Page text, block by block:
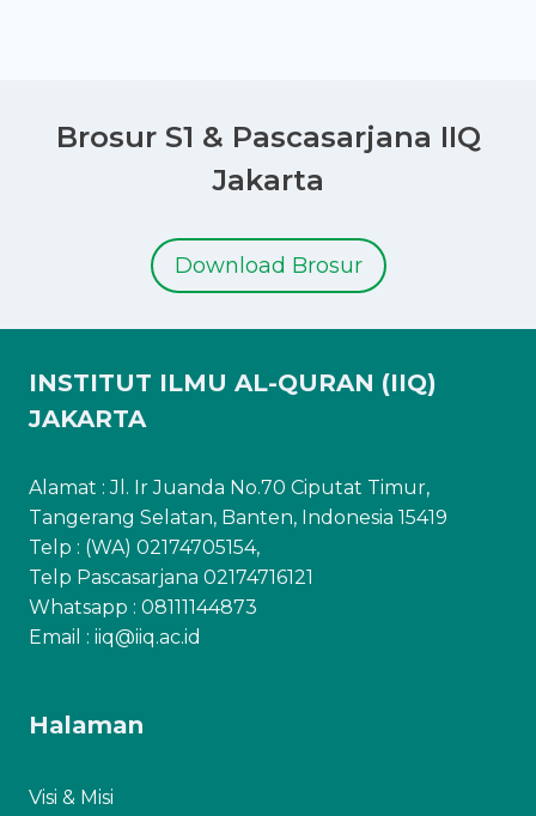
Brosur S1 & Pascasarjana IIQ
Jakarta
Download Brosur
INSTITUT ILMU AL-QURAN (IIQ)
JAKARTA
Alamat : Jl. Ir Juanda No.70 Ciputat Timur,
Tangerang Selatan, Banten, Indonesia 15419
Telp : (WA) 02174705154,
Telp Pascasarjana 02174716121
Whatsapp : 08111144873
Email : iiq@iiq.ac.id
Halaman
Visi & Misi